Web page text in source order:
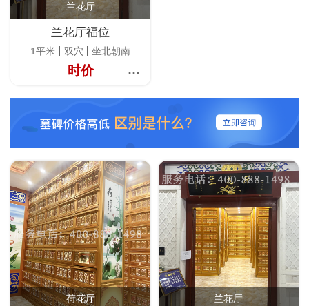
兰花厅
兰花厅福位
1平米 双穴 坐北朝南
时价
荷花厅 兰花厅